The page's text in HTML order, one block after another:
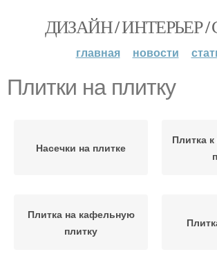
ДИЗАЙН / ИНТЕРЬЕР /
главная новости
Плитки на плитку
Насечки на плитке
Плитка
Плитка на кафельную
плитку